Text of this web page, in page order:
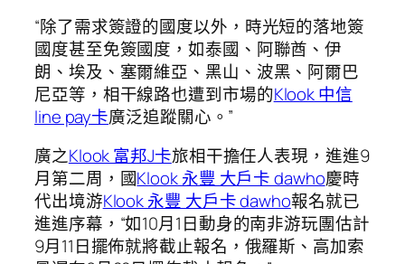
“除了需求簽證的國度以外，時光短的落地簽
國度甚至免簽國度，如泰國、阿聯酋、伊
朗、埃及、塞爾維亞、黑山、波黑、阿爾巴
尼亞等，相干線路也遭到市場的Klook 中信
line pay卡廣泛追蹤關心。”
廣之Klook 富邦J卡旅相干擔任人表現，進進9
月第二周，國Klook 永豐 大戶卡 dawho慶時
代出境游Klook 永豐 大戶卡 dawho報名就已
進進序幕，“如10月1日動身的南非游玩團估計
9月11日擺佈就將截止報名，俄羅斯、高加索